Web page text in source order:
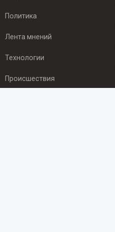
Политика
Лента мнений
Технологии
Происшествия